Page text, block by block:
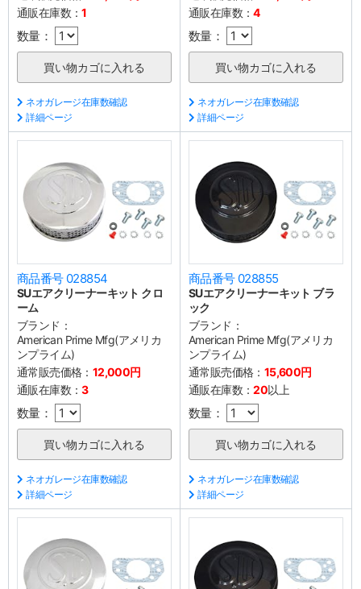
通販在庫数：1
数量：
ネオガレージ在庫数確認
詳細ページ
通販在庫数：4
数量：
ネオガレージ在庫数確認
詳細ページ
商品番号 028854
SUエアクリーナーキット クロ
ーム
ブランド：
American Prime Mfg(アメリカ
ンプライム)
通常販売価格： 12,000円
通販在庫数：3
数量：
ネオガレージ在庫数確認
詳細ページ
商品番号 028855
SUエアクリーナーキット ブラ
ック
ブランド：
American Prime Mfg(アメリカ
ンプライム)
通常販売価格： 15,600円
通販在庫数：20以上
数量：
ネオガレージ在庫数確認
詳細ページ